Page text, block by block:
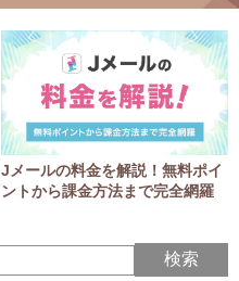
Jメールの料金を解説！無料ポイ
ントから課金方法まで完全網羅